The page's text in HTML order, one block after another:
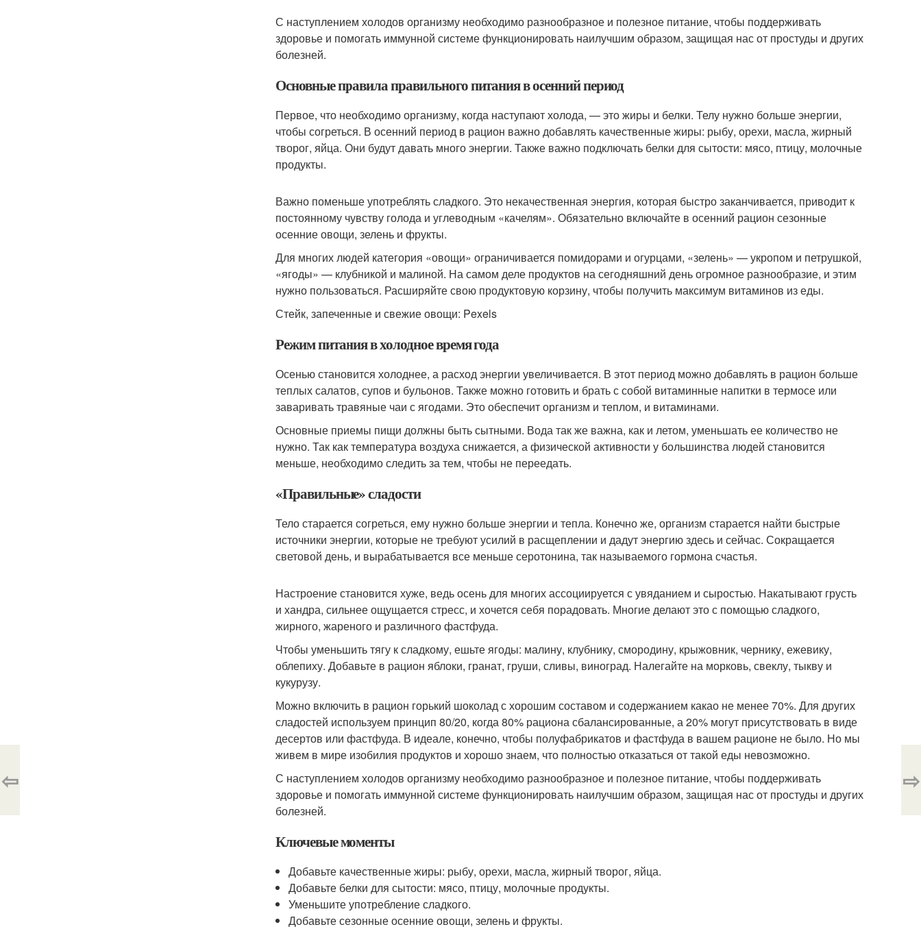
С наступлением холодов организму необходимо разнообразное и полезное питание, чтобы поддерживать
здоровье и помогать иммунной системе функционировать наилучшим образом, защищая нас от простуды и других
болезней.
Основные правила правильного питания в осенний период
Первое, что необходимо организму, когда наступают холода, — это жиры и белки. Телу нужно больше энергии,
чтобы согреться. В осенний период в рацион важно добавлять качественные жиры: рыбу, орехи, масла, жирный
творог, яйца. Они будут давать много энергии. Также важно подключать белки для сытости: мясо, птицу, молочные
продукты.
Важно поменьше употреблять сладкого. Это некачественная энергия, которая быстро заканчивается, приводит к
постоянному чувству голода и углеводным «качелям». Обязательно включайте в осенний рацион сезонные
осенние овощи, зелень и фрукты.
Для многих людей категория «овощи» ограничивается помидорами и огурцами, «зелень» — укропом и петрушкой,
«ягоды» — клубникой и малиной. На самом деле продуктов на сегодняшний день огромное разнообразие, и этим
нужно пользоваться. Расширяйте свою продуктовую корзину, чтобы получить максимум витаминов из еды.
Стейк, запеченные и свежие овощи: Pexels
Режим питания в холодное время года
Осенью становится холоднее, а расход энергии увеличивается. В этот период можно добавлять в рацион больше
теплых салатов, супов и бульонов. Также можно готовить и брать с собой витаминные напитки в термосе или
заваривать травяные чаи с ягодами. Это обеспечит организм и теплом, и витаминами.
Основные приемы пищи должны быть сытными. Вода так же важна, как и летом, уменьшать ее количество не
нужно. Так как температура воздуха снижается, а физической активности у большинства людей становится
меньше, необходимо следить за тем, чтобы не переедать.
«Правильные» сладости
Тело старается согреться, ему нужно больше энергии и тепла. Конечно же, организм старается найти быстрые
источники энергии, которые не требуют усилий в расщеплении и дадут энергию здесь и сейчас. Сокращается
световой день, и вырабатывается все меньше серотонина, так называемого гормона счастья.
Настроение становится хуже, ведь осень для многих ассоциируется с увяданием и сыростью. Накатывают грусть
и хандра, сильнее ощущается стресс, и хочется себя порадовать. Многие делают это с помощью сладкого,
жирного, жареного и различного фастфуда.
Чтобы уменьшить тягу к сладкому, ешьте ягоды: малину, клубнику, смородину, крыжовник, чернику, ежевику,
облепиху. Добавьте в рацион яблоки, гранат, груши, сливы, виноград. Налегайте на морковь, свеклу, тыкву и
кукурузу.
Можно включить в рацион горький шоколад с хорошим составом и содержанием какао не менее 70%. Для других
сладостей используем принцип 80/20, когда 80% рациона сбалансированные, а 20% могут присутствовать в виде
десертов или фастфуда. В идеале, конечно, чтобы полуфабрикатов и фастфуда в вашем рационе не было. Но мы
живем в мире изобилия продуктов и хорошо знаем, что полностью отказаться от такой еды невозможно.
С наступлением холодов организму необходимо разнообразное и полезное питание, чтобы поддерживать
здоровье и помогать иммунной системе функционировать наилучшим образом, защищая нас от простуды и других
болезней.
Ключевые моменты
Добавьте качественные жиры: рыбу, орехи, масла, жирный творог, яйца.
Добавьте белки для сытости: мясо, птицу, молочные продукты.
Уменьшите употребление сладкого.
Добавьте сезонные осенние овощи, зелень и фрукты.
⇦ ⇨